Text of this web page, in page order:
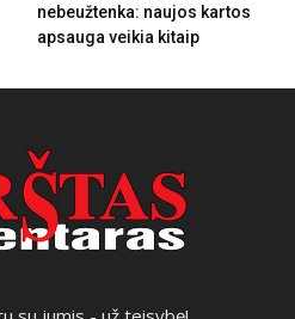
nebeužtenka: naujos kartos
apsauga veikia kitaip